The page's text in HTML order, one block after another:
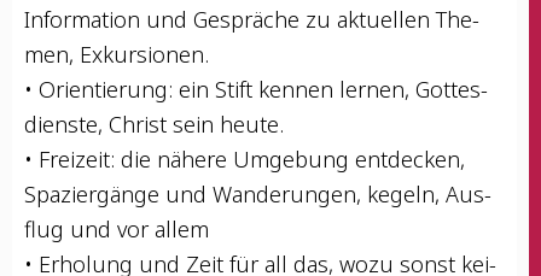
Infor­ma­ti­on und Gesprä­che zu aktu­el­len The­
men, Exkursionen.
• Ori­en­tie­rung: ein Stift ken­nen ler­nen, Got­tes­
diens­te, Christ sein heute.
• Frei­zeit: die nähe­re Umge­bung ent­de­cken,
Spa­zier­gän­ge und Wan­de­run­gen, kegeln, Aus­
flug und vor allem
• Erho­lung und Zeit für all das, wozu sonst kei­